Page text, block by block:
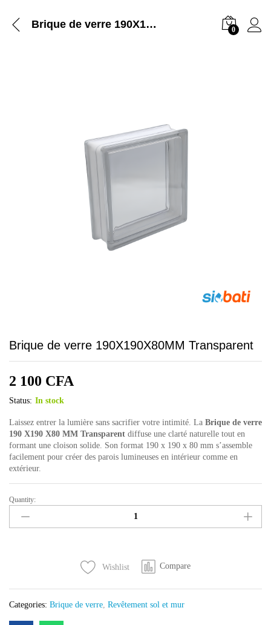
Brique de verre 190X190X80MM Transparent 0
Brique de verre 190X190X80MM Transparent
2 100 CFA
Status: In stock
Laissez entrer la lumière sans sacrifier votre intimité. La Brique de verre
190 X190 X80 MM Transparent diffuse une clarté naturelle tout en
formant une cloison solide. Son format 190 x 190 x 80 mm s’assemble
facilement pour créer des parois lumineuses en intérieur comme en
extérieur.
Brique
verre
Quantity:
Wishlist Compare
Categories: Brique de verre, Revêtement sol et mur